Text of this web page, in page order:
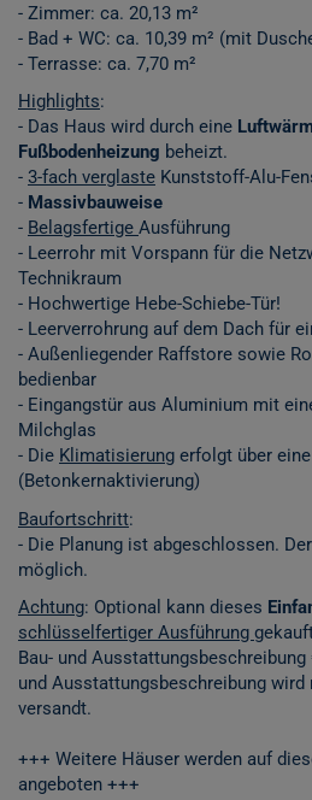
- Zimmer: ca. 20,13 m²
- Bad + WC: ca. 10,39 m² (mit
- Terrasse: ca. 7,70 m²
Highlights:
- Das Haus wird durch eine
Fußbodenheizung beheizt.
- 3-fach verglaste Kunststoff-Alu-
- Massivbauweise
- Belagsfertige Ausführung
- Leerrohr mit Vorspann für die
Technikraum
- Hochwertige Hebe-Schiebe-Tür!
- Leerverrohrung auf dem Dach für
- Außenliegender Raffstore sowie
bedienbar
- Eingangstür aus Aluminium mit
Milchglas
- Die Klimatisierung erfolgt über
(Betonkernaktivierung)
Baufortschritt:
- Die Planung ist abgeschlossen.
möglich.
Achtung: Optional kann dieses
schlüsselfertiger Ausführung
Bau- und Ausstattungsbeschreibung
und Ausstattungsbeschreibung
versandt.
+++ Weitere Häuser werden auf
angeboten +++